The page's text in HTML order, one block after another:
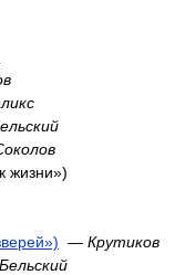
жизни»)
— Крутиков